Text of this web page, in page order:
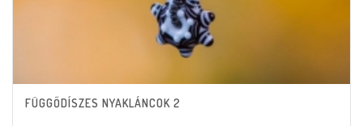
FÜGGŐDÍSZES NYAKLÁNCOK 2